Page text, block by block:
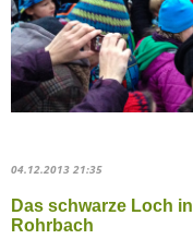
04.12.2013 21:35
Das schwarze Loch
Rohrbach